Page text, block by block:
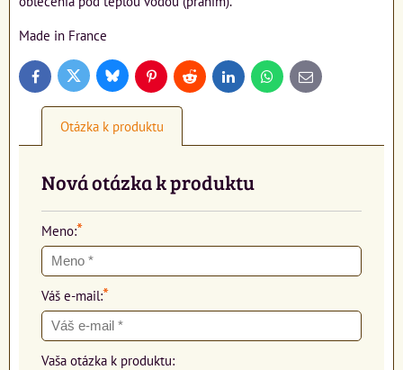
Made in France
FacebookTwitter BlueskyPinterestReddit LinkedInWhatsApp
E-
mail
Otázka k produktu
Nová otázka k produktu
Meno:*
Váš e-mail:*
Vaša otázka k produktu: